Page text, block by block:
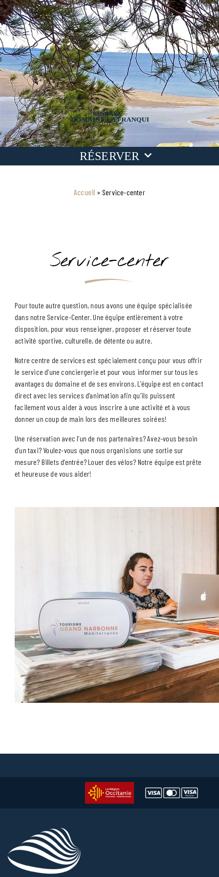
RÉSERVER
Accueil »Service-center
Service-center
Pour toute autre question, nous avons une équipe spécialisée
dans notre Service-Center. Une équipe entièrement à votre
disposition, pour vous renseigner, proposer et réserver toute
activité sportive, culturelle, de détente ou autre.
Notre centre de services est spécialement conçu pour vous offrir
le service d’une conciergerie et pour vous informer sur tous les
avantages du domaine et de ses environs. L’équipe est en contact
direct avec les services d’animation afin qu’ils puissent
facilement vous aider à vous inscrire à une activité et à vous
donner un coup de main lors des meilleures soirées!
Une réservation avec l’un de nos partenaires? Avez-vous besoin
d’un taxi? Voulez-vous que nous organisions une sortie sur
mesure? Billets d’entrée? Louer des vélos? Notre équipe est prête
et heureuse de vous aider!